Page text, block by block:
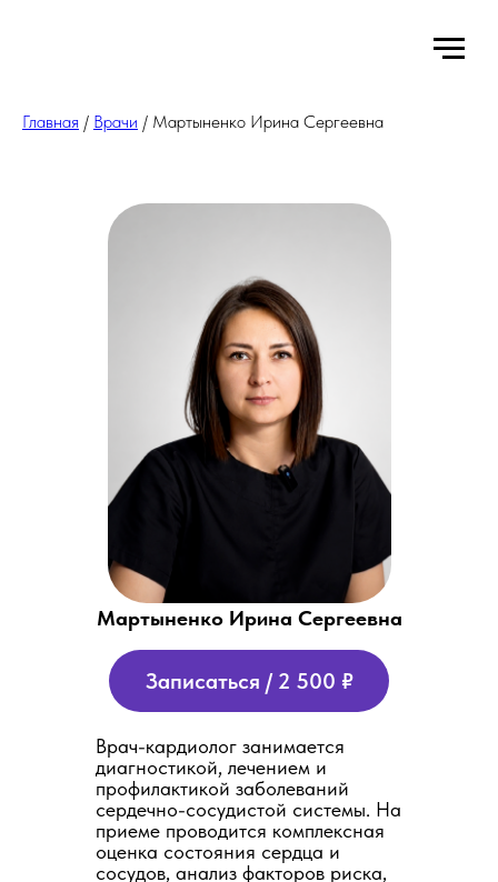
Главная / Врачи / Мартыненко Ирина Сергеевна
Мартыненко Ирина Сергеевна
Врач-кардиолог занимается
диагностикой, лечением и
профилактикой заболеваний
сердечно-сосудистой системы. На
приеме проводится комплексная
оценка состояния сердца и
сосудов, анализ факторов риска,
Записаться / 2 500 ₽